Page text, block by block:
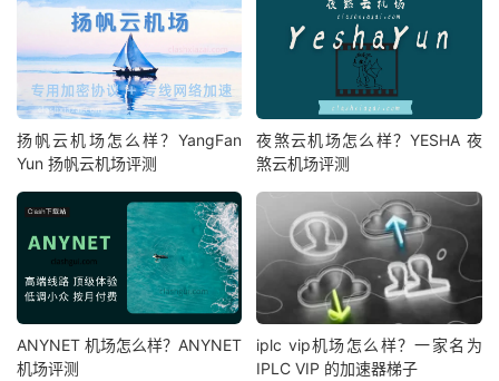
扬帆云机场怎么样？YangFan
Yun 扬帆云机场评测
夜煞云机场怎么样？YESHA 夜
煞云机场评测
ANYNET 机场怎么样？ANYNET
机场评测
iplc vip机场怎么样？一家名为
IPLC VIP 的加速器梯子